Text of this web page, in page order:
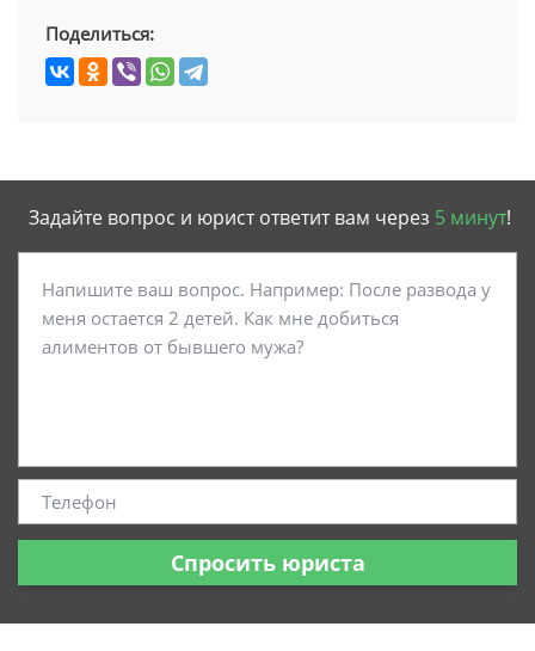
Поделиться:
Задайте вопрос и юрист ответит вам через 5 минут!
Спросить юриста